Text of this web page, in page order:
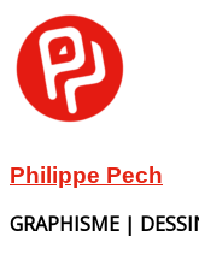
Aller
au
contenu
Philippe Pech
GRAPHISME |